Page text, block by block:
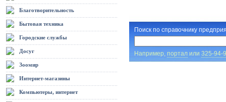
Благотворительность
Бытовая техника
Городские службы
Досуг
Зоомир
Интернет-магазины
Компьютеры, интернет
Поиск по справочнику
Например, порталили 325-94-